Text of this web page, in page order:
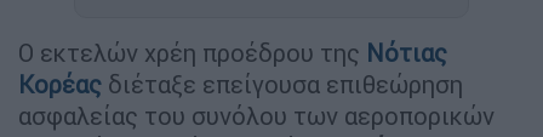
Ο εκτελών χρέη προέδρου της Νότιας
Κορέας διέταξε επείγουσα επιθεώρηση
ασφαλείας του συνόλου των αεροπορικών